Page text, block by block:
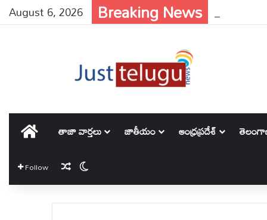
August 6, 2026 Breaking News
తాజా వార్తలు జాతీయం ఆంధ్రప్రదేశ్
Follow Random Article